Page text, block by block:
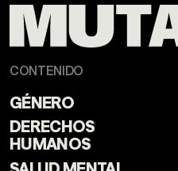
CONTENIDO
GÉNERO
DERECHOS
HUMANOS